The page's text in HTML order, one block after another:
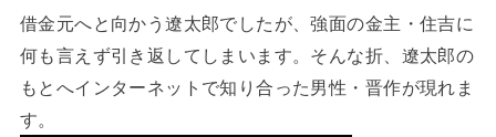
借金元へと向かう遼太郎でしたが、強面の金主・住吉に
何も言えず引き返してしまいます。そんな折、遼太郎の
もとへインターネットで知り合った男性・晋作が現れま
す。